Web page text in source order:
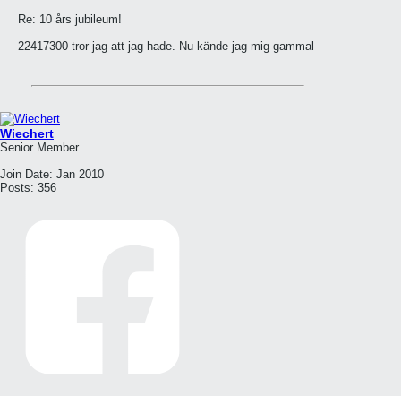
Re: 10 års jubileum!
22417300 tror jag att jag hade. Nu kände jag mig gammal
Wiechert
Senior Member
Join Date: Jan 2010
Posts: 356